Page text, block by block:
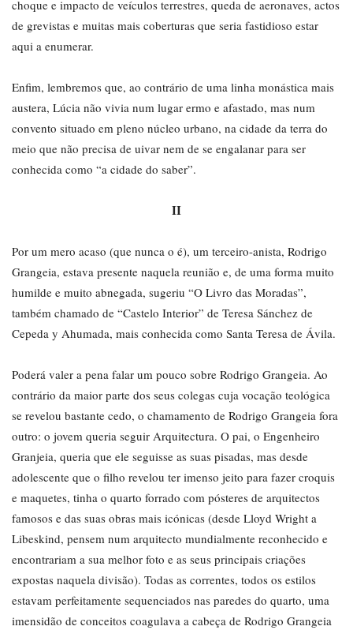
choque e impacto de veículos terrestres, queda de aeronaves, actos
de grevistas e muitas mais coberturas que seria fastidioso estar
aqui a enumerar.
Enfim, lembremos que, ao contrário de uma linha monástica mais
austera, Lúcia não vivia num lugar ermo e afastado, mas num
convento situado em pleno núcleo urbano, na cidade da terra do
meio que não precisa de uivar nem de se engalanar para ser
conhecida como “a cidade do saber”.
II
Por um mero acaso (que nunca o é), um terceiro-anista, Rodrigo
Grangeia, estava presente naquela reunião e, de uma forma muito
humilde e muito abnegada, sugeriu “O Livro das Moradas”,
também chamado de “Castelo Interior” de Teresa Sánchez de
Cepeda y Ahumada, mais conhecida como Santa Teresa de Ávila.
Poderá valer a pena falar um pouco sobre Rodrigo Grangeia. Ao
contrário da maior parte dos seus colegas cuja vocação teológica
se revelou bastante cedo, o chamamento de Rodrigo Grangeia fora
outro: o jovem queria seguir Arquitectura. O pai, o Engenheiro
Granjeia, queria que ele seguisse as suas pisadas, mas desde
adolescente que o filho revelou ter imenso jeito para fazer croquis
e maquetes, tinha o quarto forrado com pósteres de arquitectos
famosos e das suas obras mais icónicas (desde Lloyd Wright a
Libeskind, pensem num arquitecto mundialmente reconhecido e
encontrariam a sua melhor foto e as seus principais criações
expostas naquela divisão). Todas as correntes, todos os estilos
estavam perfeitamente sequenciados nas paredes do quarto, uma
imensidão de conceitos coagulava a cabeça de Rodrigo Grangeia